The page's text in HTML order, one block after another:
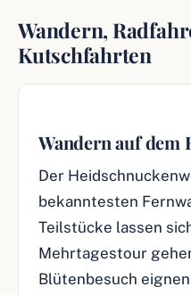
Wandern,
Kutschfahrten
Wandern auf dem
Der
bekanntesten
Teilstücke lassen
Mehrtagestour
Blütenbesuch